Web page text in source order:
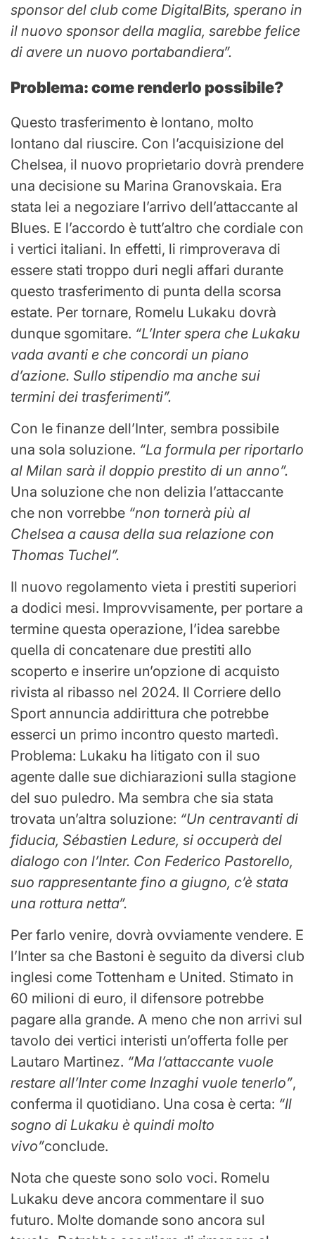
sponsor del club come DigitalBits, sperano in
il nuovo sponsor della maglia, sarebbe felice
di avere un nuovo portabandiera”.
Problema: come renderlo possibile?
Questo trasferimento è lontano, molto
lontano dal riuscire. Con l’acquisizione del
Chelsea, il nuovo proprietario dovrà prendere
una decisione su Marina Granovskaia. Era
stata lei a negoziare l’arrivo dell’attaccante al
Blues. E l’accordo è tutt’altro che cordiale con
i vertici italiani. In effetti, li rimproverava di
essere stati troppo duri negli affari durante
questo trasferimento di punta della scorsa
estate. Per tornare, Romelu Lukaku dovrà
dunque sgomitare. “L’Inter spera che Lukaku
vada avanti e che concordi un piano
d’azione. Sullo stipendio ma anche sui
termini dei trasferimenti”.
Con le finanze dell’Inter, sembra possibile
una sola soluzione. “La formula per riportarlo
al Milan sarà il doppio prestito di un anno”.
Una soluzione che non delizia l’attaccante
che non vorrebbe “non tornerà più al
Chelsea a causa della sua relazione con
Thomas Tuchel”.
Il nuovo regolamento vieta i prestiti superiori
a dodici mesi. Improvvisamente, per portare a
termine questa operazione, l’idea sarebbe
quella di concatenare due prestiti allo
scoperto e inserire un’opzione di acquisto
rivista al ribasso nel 2024. Il Corriere dello
Sport annuncia addirittura che potrebbe
esserci un primo incontro questo martedì.
Problema: Lukaku ha litigato con il suo
agente dalle sue dichiarazioni sulla stagione
del suo puledro. Ma sembra che sia stata
trovata un’altra soluzione: “Un centravanti di
fiducia, Sébastien Ledure, si occuperà del
dialogo con l’Inter. Con Federico Pastorello,
suo rappresentante fino a giugno, c’è stata
una rottura netta”.
Per farlo venire, dovrà ovviamente vendere. E
l’Inter sa che Bastoni è seguito da diversi club
inglesi come Tottenham e United. Stimato in
60 milioni di euro, il difensore potrebbe
pagare alla grande. A meno che non arrivi sul
tavolo dei vertici interisti un’offerta folle per
Lautaro Martinez. “Ma l’attaccante vuole
restare all’Inter come Inzaghi vuole tenerlo”,
conferma il quotidiano. Una cosa è certa: “Il
sogno di Lukaku è quindi molto
vivo”conclude.
Nota che queste sono solo voci. Romelu
Lukaku deve ancora commentare il suo
futuro. Molte domande sono ancora sul